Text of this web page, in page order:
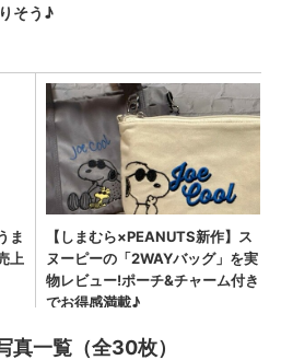
真一覧（全30枚）